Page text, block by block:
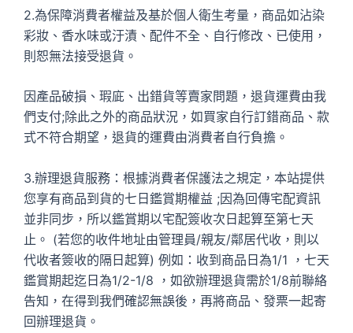
2.為保障消費者權益及基於個人衛生考量，商品如沾染
彩妝、香水味或汙漬、配件不全、自行修改、已使用，
則恕無法接受退貨。
因產品破損、瑕庛、出錯貨等賣家問題，退貨運費由我
們支付;除此之外的商品狀況，如買家自行訂錯商品、款
式不符合期望，退貨的運費由消費者自行負擔。
3.辦理退貨服務：根據消費者保護法之規定，本站提供
您享有商品到貨的七日鑑賞期權益 ;因為回傳宅配資訊
並非同步，所以鑑賞期以宅配簽收次日起算至第七天
止。 (若您的收件地址由管理員/親友/鄰居代收，則以
代收者簽收的隔日起算) 例如：收到商品日為1/1 ，七天
鑑賞期起迄日為1/2-1/8 ，如欲辦理退貨需於1/8前聯絡
告知，在得到我們確認無誤後，再將商品、發票一起寄
回辦理退貨。